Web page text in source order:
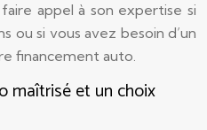
appel à son expertise si
ou si vous avez besoin d’un
financement auto.
maîtrisé et un choix